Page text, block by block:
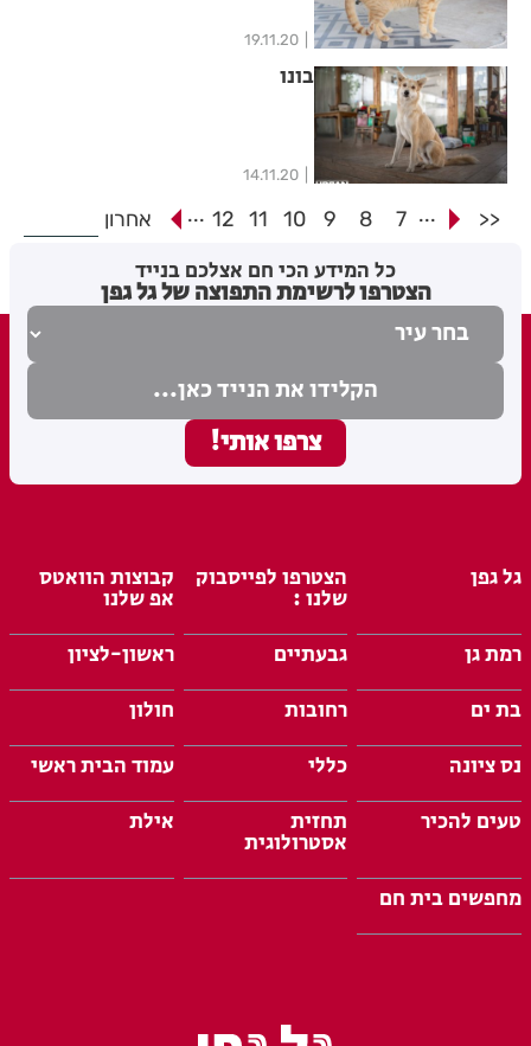
19.11.20
בונו
14.11.20
<<
...
7
8
9
10
11
12
... אחרון
כל המידע הכי חם אצלכם בנייד
הצטרפו לרשימת התפוצה של גל גפן
גל גפן הצטרפו לפייסבוק
שלנו :
קבוצות הוואטס
אפ שלנו
רמת גן
גבעתיים
ראשון-לציון
בת ים
רחובות
חולון
נס ציונה
כללי
עמוד הבית ראשי
טעים להכיר
תחזית
אסטרולוגית
אילת
מחפשים בית חם